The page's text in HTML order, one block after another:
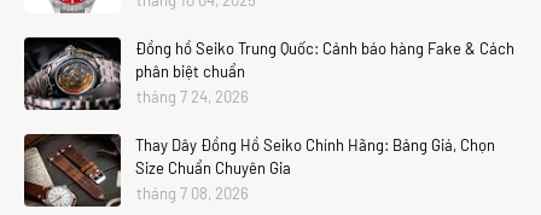
Đồng hồ Seiko Trung Quốc: Cảnh báo hàng Fake & Cách
phân biệt chuẩn
tháng 7 24, 2026
Thay Dây Đồng Hồ Seiko Chính Hãng: Bảng Giá, Chọn
Size Chuẩn Chuyên Gia
tháng 7 08, 2026